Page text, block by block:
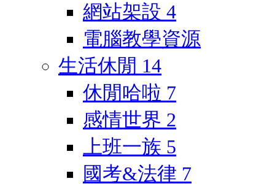
網站架設 4
電腦教學資源
生活休閒 14
休閒哈啦 7
感情世界 2
上班一族 5
國考&法律 7